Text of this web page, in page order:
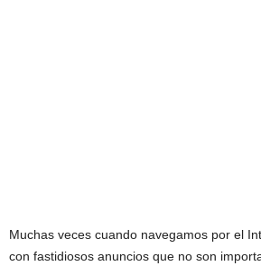
Muchas veces cuando navegamos por el
con fastidiosos anuncios que no son